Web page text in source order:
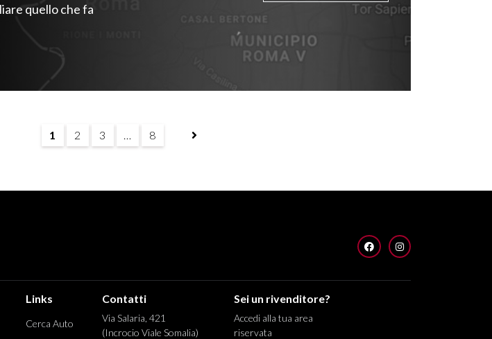
quello che fa
1 2 3 8
FACEBOOKINSTAGRAM
Links
Cerca Auto
Contatti
Via Salaria, 421
(Incrocio Viale Somalia)
Sei un rivenditore?
Accedi alla tua area
riservata